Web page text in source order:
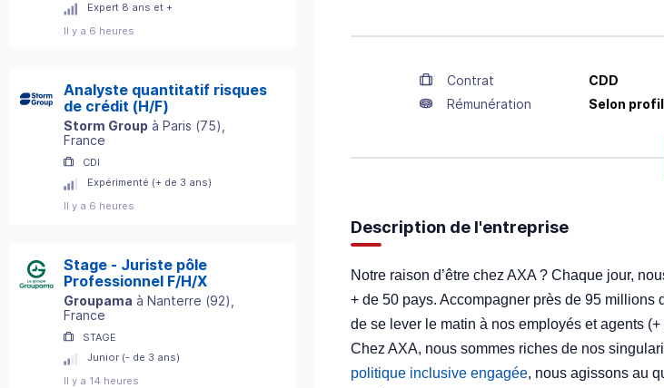
Expert 8 ans et +
Il y a 6 heures
Analyste quantitatif risques
de crédit (H/F)
Storm Group à Paris (75)
France
CDI
Expérimenté (+ de 3 ans)
Il y a 6 heures
Stage - Juriste pôle
Professionnel F/H/X
Groupama à Nanterre (92)
France
STAGE
Junior (- de 3 ans)
Il y a 14 heures
Contrat CDD
Rémunération
Selon profil
Description de l'entreprise
Notre raison d’être chez AXA ? Chaque jour,
+ de 50 pays. Accompagner près de 95
de se lever le matin à nos employés et agents
Chez AXA, nous sommes riches de nos
politique inclusive engagée, nous agissons au